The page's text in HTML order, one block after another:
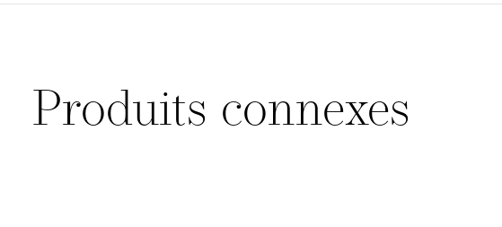
Produits connexes